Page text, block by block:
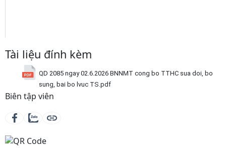
Tài liệu đính kèm
QD 2085 ngay 02.6.2026 BNNMT cong bo TTHC sua doi, bo
sung, bai bo lvuc TS.pdf
Biên tập viên